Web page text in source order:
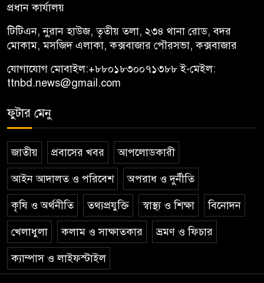
প্রধান কার্যালয়
টিটিএন, নু্রান হাউজ, তৃতীয় তলা, ২৩৪ থানা রোড, বদর
মোকাম, মসজিদ এলাকা, কক্সবাজার পৌরসভা, কক্সবাজার
যোগাযোগ মোবাইল:+৮৮০১৮৩০০৭১৩৮৮ই-মেইল:
ttnbd.news@gmail.com
ফুটার মেনু
জাতীয় প্রবাসের খবর আপলোডকারী
আইন আদালত ও পরিবেশ অপরাধ ও দুর্নীতি
কৃষি ও অর্থনীতি তথ্যপ্রযুক্তি স্বাস্থ্য ও শিক্ষা বিনোদন
খেলাধুলা কলাম ও সাক্ষাতকার ভ্রমণ ও ফিচার
ক্যাম্পাস ও লাইফস্টাইল